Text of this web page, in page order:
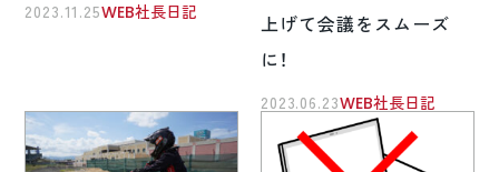
2023.11.25WEB社長日記
上げて会議をスムーズ
に！
2023.06.23WEB社長日記